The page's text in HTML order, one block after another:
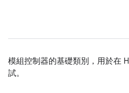
模組控制器的基礎類別，用於在
試。